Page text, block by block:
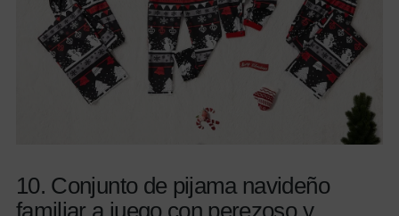
10. Conjunto de pijama navideño